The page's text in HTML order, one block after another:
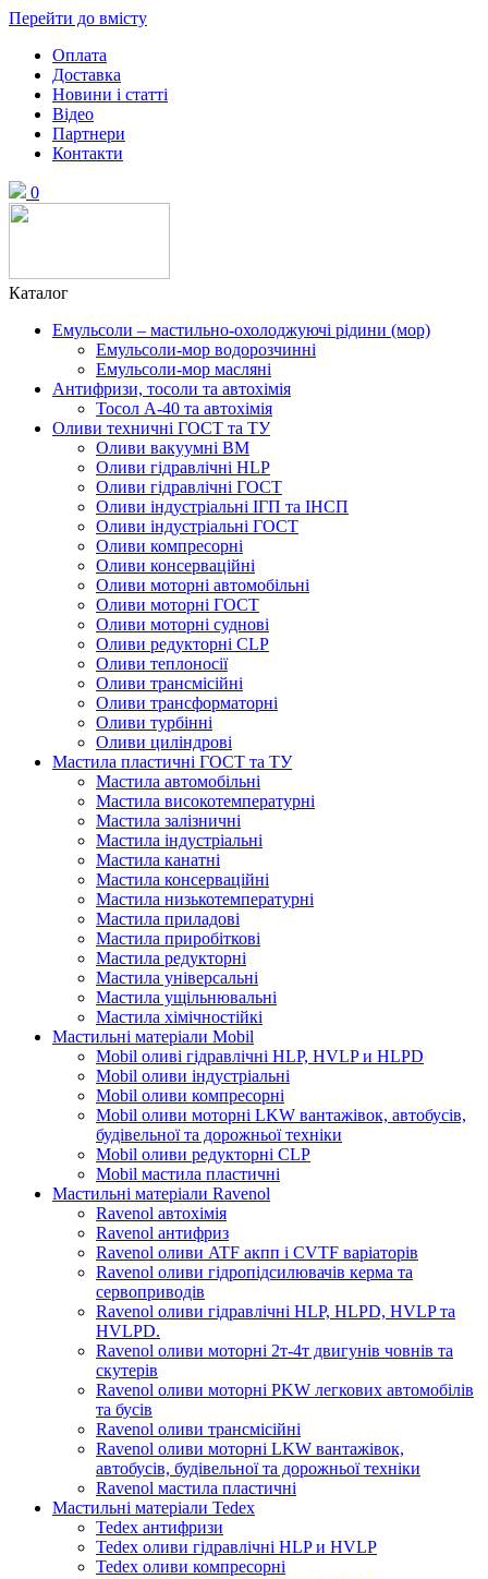
Перейти до вмісту
Оплата
Доставка
Новини і статті
Відео
Партнери
Контакти
0
Каталог
Емульсоли – мастильно-охолоджуючі рідини (мор)
Емульсоли-мор водорозчинні
Емульсоли-мор масляні
Антифризи, тосоли та автохімія
Тосол А-40 та автохімія
Оливи техничні ГОСТ та ТУ
Оливи вакуумні ВМ
Оливи гідравлічні HLP
Оливи гідравлічні ГОСТ
Оливи індустріальні ІГП та ІНСП
Оливи індустріальні ГОСТ
Оливи компресорні
Оливи консерваційні
Оливи моторні автомобільні
Оливи моторні ГОСТ
Оливи моторні суднові
Оливи редукторні CLP
Оливи теплоносії
Оливи трансмісійні
Оливи трансформаторні
Оливи турбінні
Оливи циліндрові
Мастила пластичні ГОСТ та ТУ
Мастила автомобільні
Мастила високотемпературні
Мастила залізничні
Мастила індустріальні
Мастила канатні
Мастила консерваційні
Мастила низькотемпературні
Мастила приладові
Мастила приробіткові
Мастила редукторні
Мастила універсальні
Мастила ущільнювальні
Мастила хімічностійкі
Мастильні матеріали Mobil
Mobil оливі гідравлічні HLP, HVLP и HLPD
Mobil оливи індустріальні
Mobil оливи компресорні
Mobil оливи моторні LKW вантажівок, автобусів,
будівельної та дорожньої техніки
Mobil оливи редукторні CLP
Mobil мастила пластичні
Мастильні матеріали Ravenol
Ravenol автохімія
Ravenol антифриз
Ravenol оливи ATF акпп і CVTF варіаторів
Ravenol оливи гідропідсилювачів керма та
сервоприводів
Ravenol оливи гідравлічні HLP, HLPD, HVLP та
HVLPD.
Ravenol оливи моторні 2т-4т двигунів човнів та
скутерів
Ravenol оливи моторні PKW легкових автомобілів
та бусів
Ravenol оливи трансмісійні
Ravenol оливи моторні LKW вантажівок,
автобусів, будівельної та дорожньої техніки
Ravenol мастила пластичні
Мастильні матеріали Tedex
Tedex антифризи
Tedex оливи гідравлічні HLP и HVLP
Tedex оливи компресорні